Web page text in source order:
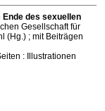
des sexuellen
Gesellschaft für
(Hg.) ; mit Beiträgen
: Illustrationen